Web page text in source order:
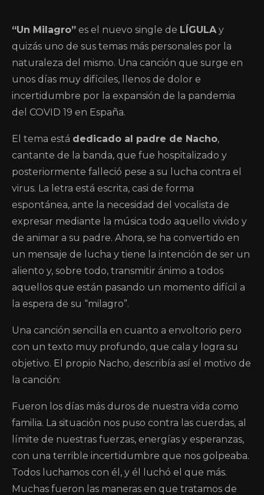
“Un Milagro” es el nuevo single de LÍGULAy
quizás uno de sus temas más personales por la
naturaleza del mismo. Una canción que surge en
unos días muy difíciles, llenos de dolor e
incertidumbre por la expansión de la pandemia
del COVID 19 en España.
El tema está dedicado al padre de Nacho,
cantante de la banda, que fue hospitalizado y
posteriormente falleció pese a su lucha contra el
virus. La letra está escrita, casi de forma
espontánea, ante la necesidad del vocalista de
expresar mediante la música todo aquello vivido y
de animar a su padre. Ahora, se ha convertido en
un mensaje de lucha y tiene la intención de ser un
aliento y, sobre todo, transmitir ánimo a todos
aquellos que están pasando un momento difícil a
la espera de su “milagro”.
Una canción sencilla en cuanto a envoltorio pero
con un texto muy profundo, que cala y logra su
objetivo. El propio Nacho, describía así el motivo de
la canción:
Fueron los días más duros de nuestra vida como
familia. La situación nos puso contra las cuerdas, al
límite de nuestras fuerzas, energías y esperanzas,
con una terrible incertidumbre que nos golpeaba.
Todos luchamos con él, y él luchó el que más.
Muchas fueron las maneras en que tratamos de